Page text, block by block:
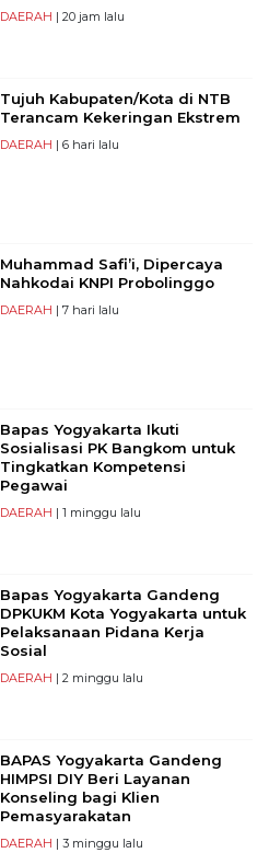
DAERAH | 20 jam lalu
Tujuh Kabupaten/Kota di NTB
Terancam Kekeringan Ekstrem
DAERAH | 6 hari lalu
Muhammad Safi’i, Dipercaya
Nahkodai KNPI Probolinggo
DAERAH | 7 hari lalu
Bapas Yogyakarta Ikuti
Sosialisasi PK Bangkom untuk
Tingkatkan Kompetensi
Pegawai
DAERAH | 1 minggu lalu
Bapas Yogyakarta Gandeng
DPKUKM Kota Yogyakarta untuk
Pelaksanaan Pidana Kerja
Sosial
DAERAH | 2 minggu lalu
BAPAS Yogyakarta Gandeng
HIMPSI DIY Beri Layanan
Konseling bagi Klien
Pemasyarakatan
DAERAH | 3 minggu lalu